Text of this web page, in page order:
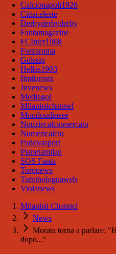
Calcionapoli1926
Cittaceleste
Derbyderbyderby
Fantamagazine
FCInter1908
Forzaroma
Golssip
Hellas1903
Ilmilanista
Juvenews
Mediagol
Milanistichannel
Mondoudinese
Notiziecalciomercato
Numericalcio
Padovasport
Pianetamilan
SOS Fanta
Toronews
Tuttobolognaweb
Violanews
Milanisti Channel
News
Morata torna a parlare:
dopo..."